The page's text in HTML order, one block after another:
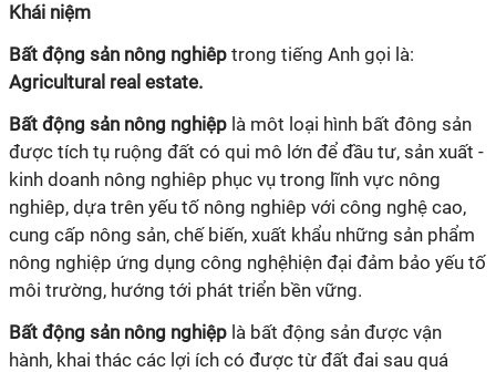
Khái niệm
Bất động sản nông nghiêp trong tiếng Anh gọi là:
Agricultural real estate.
Bất động sản nông nghiệp là môt loại hình bất đông sản
được tích tụ ruộng đất có qui mô lớn để đầu tư, sản xuất -
kinh doanh nông nghiêp phục vụ trong lĩnh vực nông
nghiêp, dựa trên yếu tố nông nghiêp với công nghệ cao,
cung cấp nông sản, chế biến, xuất khẩu những sản phẩm
nông nghiệp ứng dụng công nghệhiện đại đảm bảo yếu tố
môi trường, hướng tới phát triển bền vững.
Bất động sản nông nghiệp là bất động sản được vận
hành, khai thác các lợi ích có được từ đất đai sau quá